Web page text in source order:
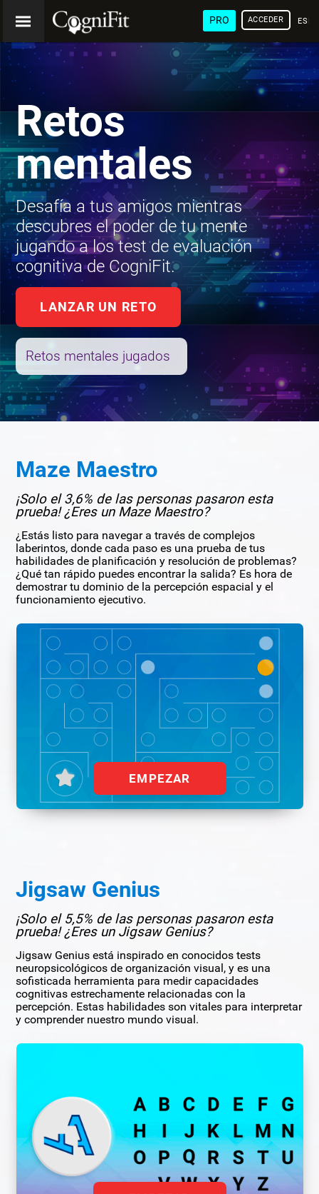
PRO ACCEDER
Retos
mentales
Desafía a tus amigos mientras
descubres el poder de tu mente
jugando a los test de evaluación
cognitiva de CogniFit.
LANZAR UN RETO
Retos mentales jugados
Maze Maestro
¡Solo el 3,6% de las personas pasaron esta
prueba! ¿Eres un Maze Maestro?
¿Estás listo para navegar a través de complejos
laberintos, donde cada paso es una prueba de tus
habilidades de planificación y resolución de problemas?
¿Qué tan rápido puedes encontrar la salida? Es hora de
demostrar tu dominio de la percepción espacial y el
funcionamiento ejecutivo.
EMPEZAR
Jigsaw Genius
¡Solo el 5,5% de las personas pasaron esta
prueba! ¿Eres un Jigsaw Genius?
Jigsaw Genius está inspirado en conocidos tests
neuropsicológicos de organización visual, y es una
sofisticada herramienta para medir capacidades
cognitivas estrechamente relacionadas con la
percepción. Estas habilidades son vitales para interpretar
y comprender nuestro mundo visual.